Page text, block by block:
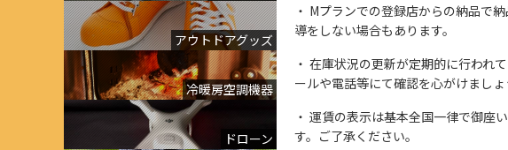
アウトドアグッズ
冷暖房空調機器
ドローン
Mプランでの登録店からの納品で
導をしない場合もあります。
在庫状況の更新が定期的に行われ
ールや電話等にて確認を心がけましょ
運賃の表示は基本全国一律で御座
す。ご了承ください。